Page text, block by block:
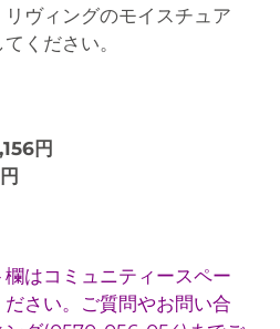
ヴィングのモイスチュア
ください。
円
はコミュニティースペー
さい。ご質問やお問い合